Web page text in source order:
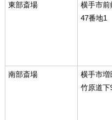
東部斎場
横手市前
47番地1
南部斎場
横手市増
竹原道下